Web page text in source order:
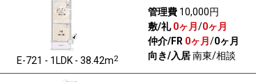
E-721 - 1LDK - 38.42m2
管理費10,000円
敷/礼 0ヶ月 /0ヶ月
仲介/FR 0ヶ月 /0ヶ月
向き/入居南東/相談